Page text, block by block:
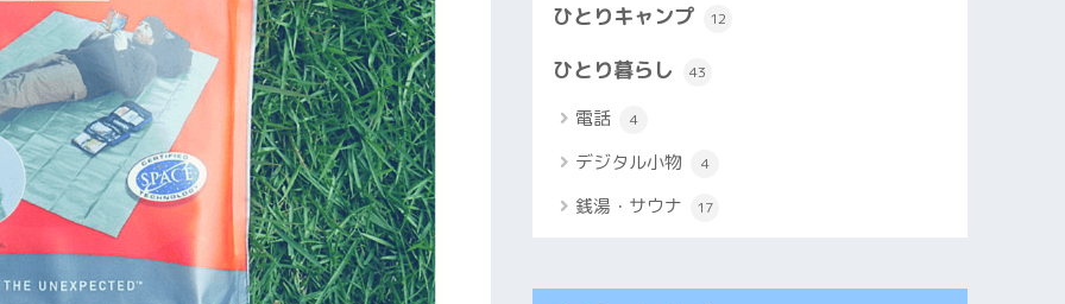
ひとりキャンプ 12
ひとり暮らし 43
電話 4
デジタル小物 4
銭湯・サウナ 17